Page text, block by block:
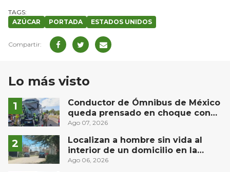
AZÚCAR PORTADA ESTADOS UNIDOS
Lo más visto
Conductor de Ómnibus de México
queda prensado en choque con
materialista en San Juan del Río
Ago 07, 2026
Localizan a hombre sin vida al
interior de un domicilio en la
comunidad El Rodeo, San Juan del
Ago 06, 2026